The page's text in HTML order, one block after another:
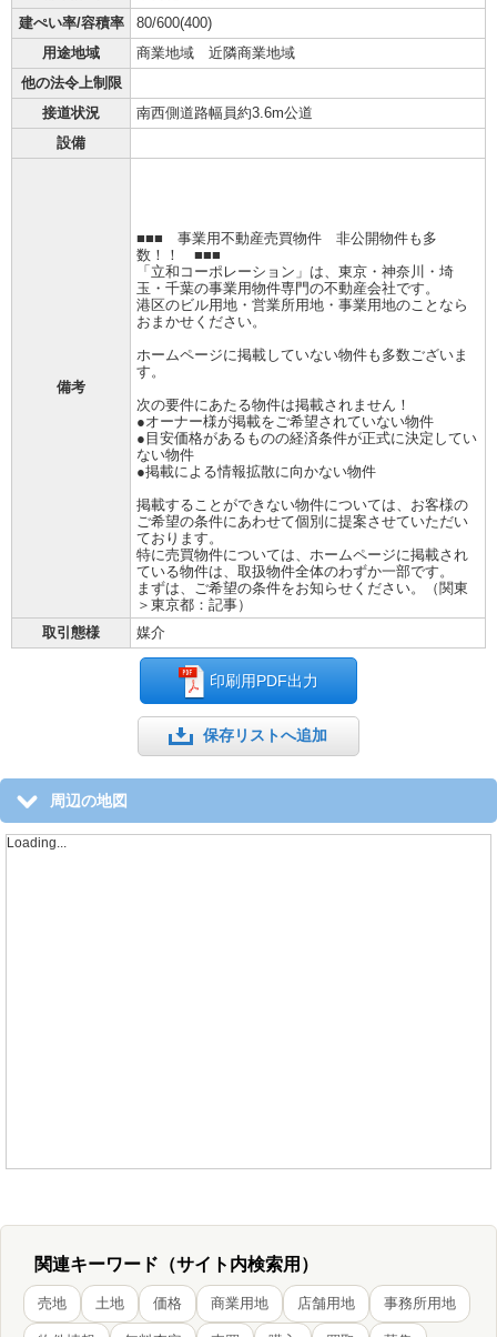
建ぺい率/容積率
80/600(400)
用途地域
商業地域 近隣商業地域
他の法令上制限
接道状況
南西側道路幅員約3.6m公道
設備
備考
■■■ 事業用不動産売買物件 非公開物件も多
数！！ ■■■
「立和コーポレーション」は、東京・神奈川・埼
玉・千葉の事業用物件専門の不動産会社です。
港区のビル用地・営業所用地・事業用地のことなら
おまかせください。
ホームページに掲載していない物件も多数ございま
す。
次の要件にあたる物件は掲載されません！
●オーナー様が掲載をご希望されていない物件
●目安価格があるものの経済条件が正式に決定してい
ない物件
●掲載による情報拡散に向かない物件
掲載することができない物件については、お客様の
ご希望の条件にあわせて個別に提案させていただい
ております。
特に売買物件については、ホームページに掲載され
ている物件は、取扱物件全体のわずか一部です。
まずは、ご希望の条件をお知らせください。（関東
＞東京都：記事）
取引態様
媒介
印刷用PDF出力
保存リストへ追加
周辺の地図
Loading...
関連キーワード（サイト内検索用）
売地 土地 価格 商業用地 店舗用地 事務所用地